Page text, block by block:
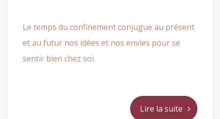
Le temps du confinement conjugue au présent
et au futur nos idées et nos envies pour se
sentir bien chez soi.
Lire la suite